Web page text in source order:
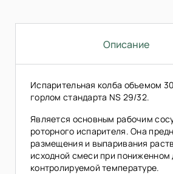
Описание
Испарительная колба объемом
горлом стандарта NS 29/32.
Является основным рабочим
роторного испарителя. Она
размещения и выпаривания
исходной смеси при пониженном
контролируемой температуре.